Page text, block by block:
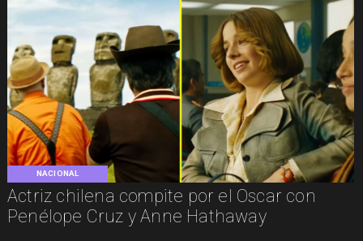
NACIONAL
Actriz chilena compite por el Oscar con
Penélope Cruz y Anne Hathaway